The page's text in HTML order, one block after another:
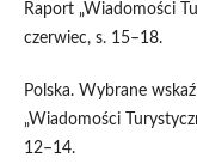
Raport „Wiadomości
czerwiec, s. 15–18.
Polska. Wybrane
„Wiadomości
12–14.